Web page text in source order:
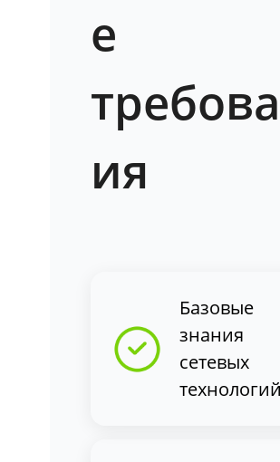
е
ия
Базовые
знания
cетевых
технологий